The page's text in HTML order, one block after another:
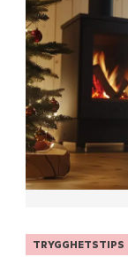
TRYGGHETSTIPS